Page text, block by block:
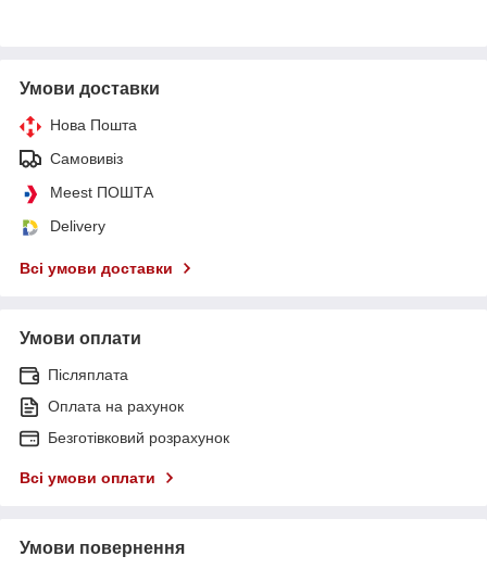
Умови доставки
Нова Пошта
Самовивіз
Meest ПОШТА
Delivery
Всі умови доставки
Умови оплати
Післяплата
Оплата на рахунок
Безготівковий розрахунок
Всі умови оплати
Умови повернення